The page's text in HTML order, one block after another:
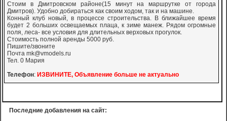
Стоим в Дмитровском районе(15 минут на маршрутке от города
Дмитров). Удобно добираться как своим ходом, так и на машине.
Конный клуб новый, в процессе строительства. В ближайшее время
будет 2 больших освещаемых плаца, к зиме манеж. Рядом огромные
поля, леса- все условия для длительных верховых прогулок.
Стоимость полной аренды 5000 руб.
Пишите/звоните
Почта mk@vmodels.ru
Тел. 0 Мария
Телефон: ИЗВИНИТЕ, Объявление больше не актуально
Последние добавления на сайт: